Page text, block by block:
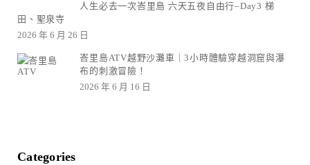
人生必去一次峇里島 六天五夜自由行–Day3 梯
田、聖泉寺
2026 年 6 月 26 日
峇里島ATV越野沙灘車｜3小時體驗穿越洞窟與瀑
布的刺激冒險！
2026 年 6 月 16 日
Categories